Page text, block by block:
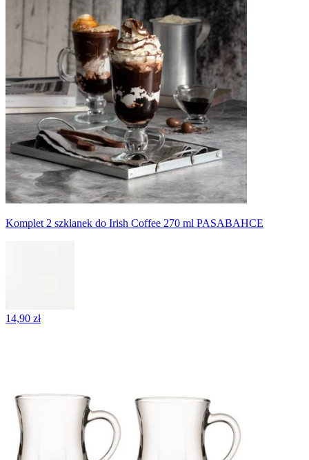
Komplet 2 szklanek do Irish Coffee 270 ml PASABAHCE
14,90 zł